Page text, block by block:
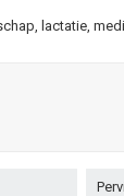
lactatie,